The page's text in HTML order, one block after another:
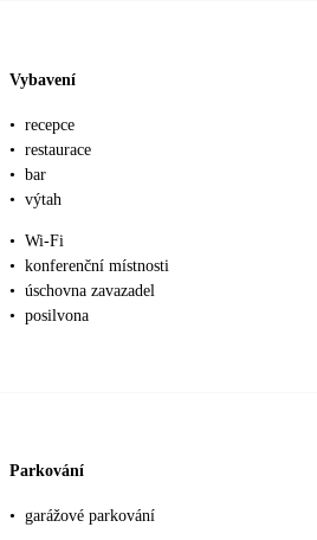
Vybavení
• recepce
• restaurace
• bar
• výtah
• Wi-Fi
• konferenční místnosti
• úschovna zavazadel
• posilvona
Parkování
• garážové parkování